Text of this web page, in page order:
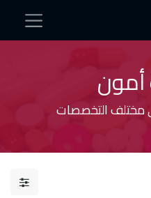
أمون
مختلف التخصصات